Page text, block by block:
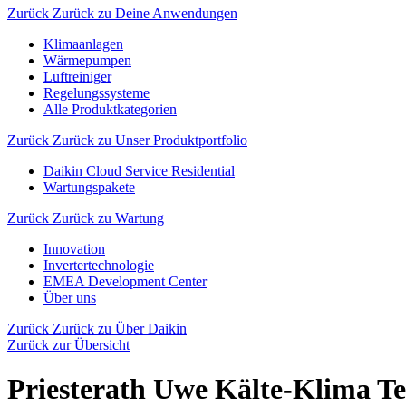
Zurück Zurück zu Deine Anwendungen
Klimaanlagen
Wärmepumpen
Luftreiniger
Regelungssysteme
Alle Produktkategorien
Zurück Zurück zu Unser Produktportfolio
Daikin Cloud Service Residential
Wartungspakete
Zurück Zurück zu Wartung
Innovation
Invertertechnologie
EMEA Development Center
Über uns
Zurück Zurück zu Über Daikin
Zurück zur Übersicht
Priesterath Uwe Kälte-Klima